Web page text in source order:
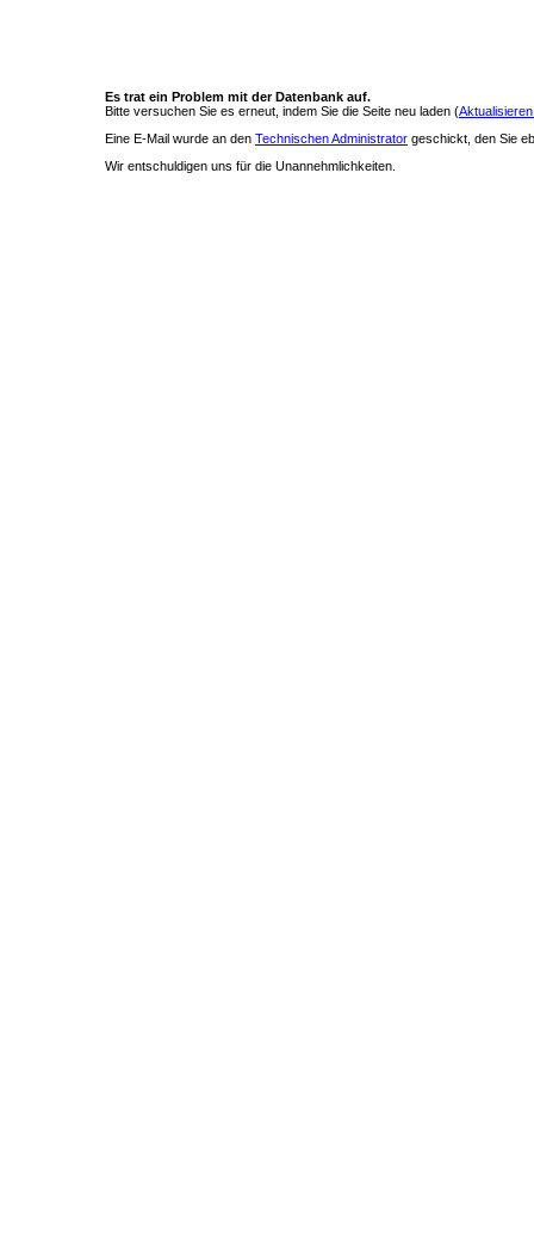
Es trat ein Problem mit der Datenbank auf.
Bitte versuchen Sie es erneut, indem Sie die Seite neu laden (
Eine E-Mail wurde an den Technischen Administrator geschickt, den Sie
Wir entschuldigen uns für die Unannehmlichkeiten.